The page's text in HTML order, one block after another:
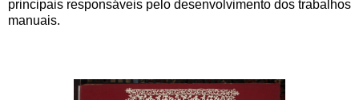
principais responsáveis pelo desenvolvimento dos trabalhos
manuais.